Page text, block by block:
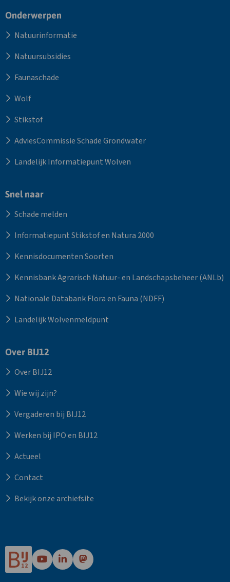
Site
Onderwerpen
Natuurinformatie
Natuursubsidies
Faunaschade
Wolf
Stikstof
AdviesCommissie Schade Grondwater
Landelijk Informatiepunt Wolven
Snel naar
Schade melden
Informatiepunt Stikstof en Natura 2000
Kennisdocumenten Soorten
Kennisbank Agrarisch Natuur- en Landschapsbeheer (ANLb)
Nationale Databank Flora en Fauna (NDFF)
Landelijk Wolvenmeldpunt
Over BIJ12
Over BIJ12
Wie wij zijn?
Vergaderen bij BIJ12
Werken bij IPO en BIJ12
Actueel
Contact
Bekijk onze archiefsite
Ga
naar
Ga
naar
Ga
naar